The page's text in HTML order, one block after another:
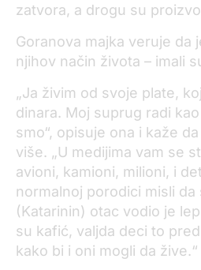
zatvora, a drogu su
Goranova majka veruje da
njihov način života – imali
„Ja živim od svoje plate,
dinara. Moj suprug radi
smo“, opisuje ona i kaže
više. „U medijima vam se
avioni, kamioni, milioni, i
normalnoj porodici misli
(Katarinin) otac vodio je
su kafić, valjda deci to
kako bi i oni mogli da žive.“